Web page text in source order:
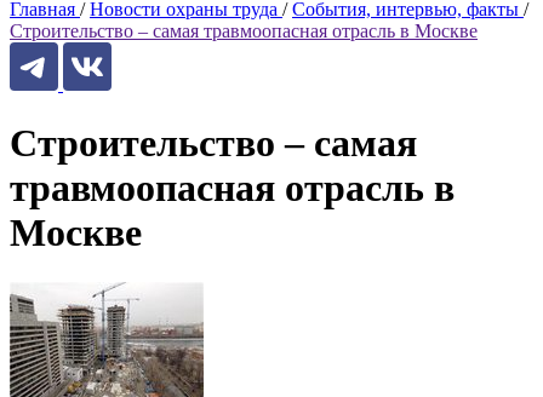
Главная / Новости охраны труда / События, интервью, факты /
Строительство – самая травмоопасная отрасль в Москве
Строительство – самая
травмоопасная отрасль в
Москве